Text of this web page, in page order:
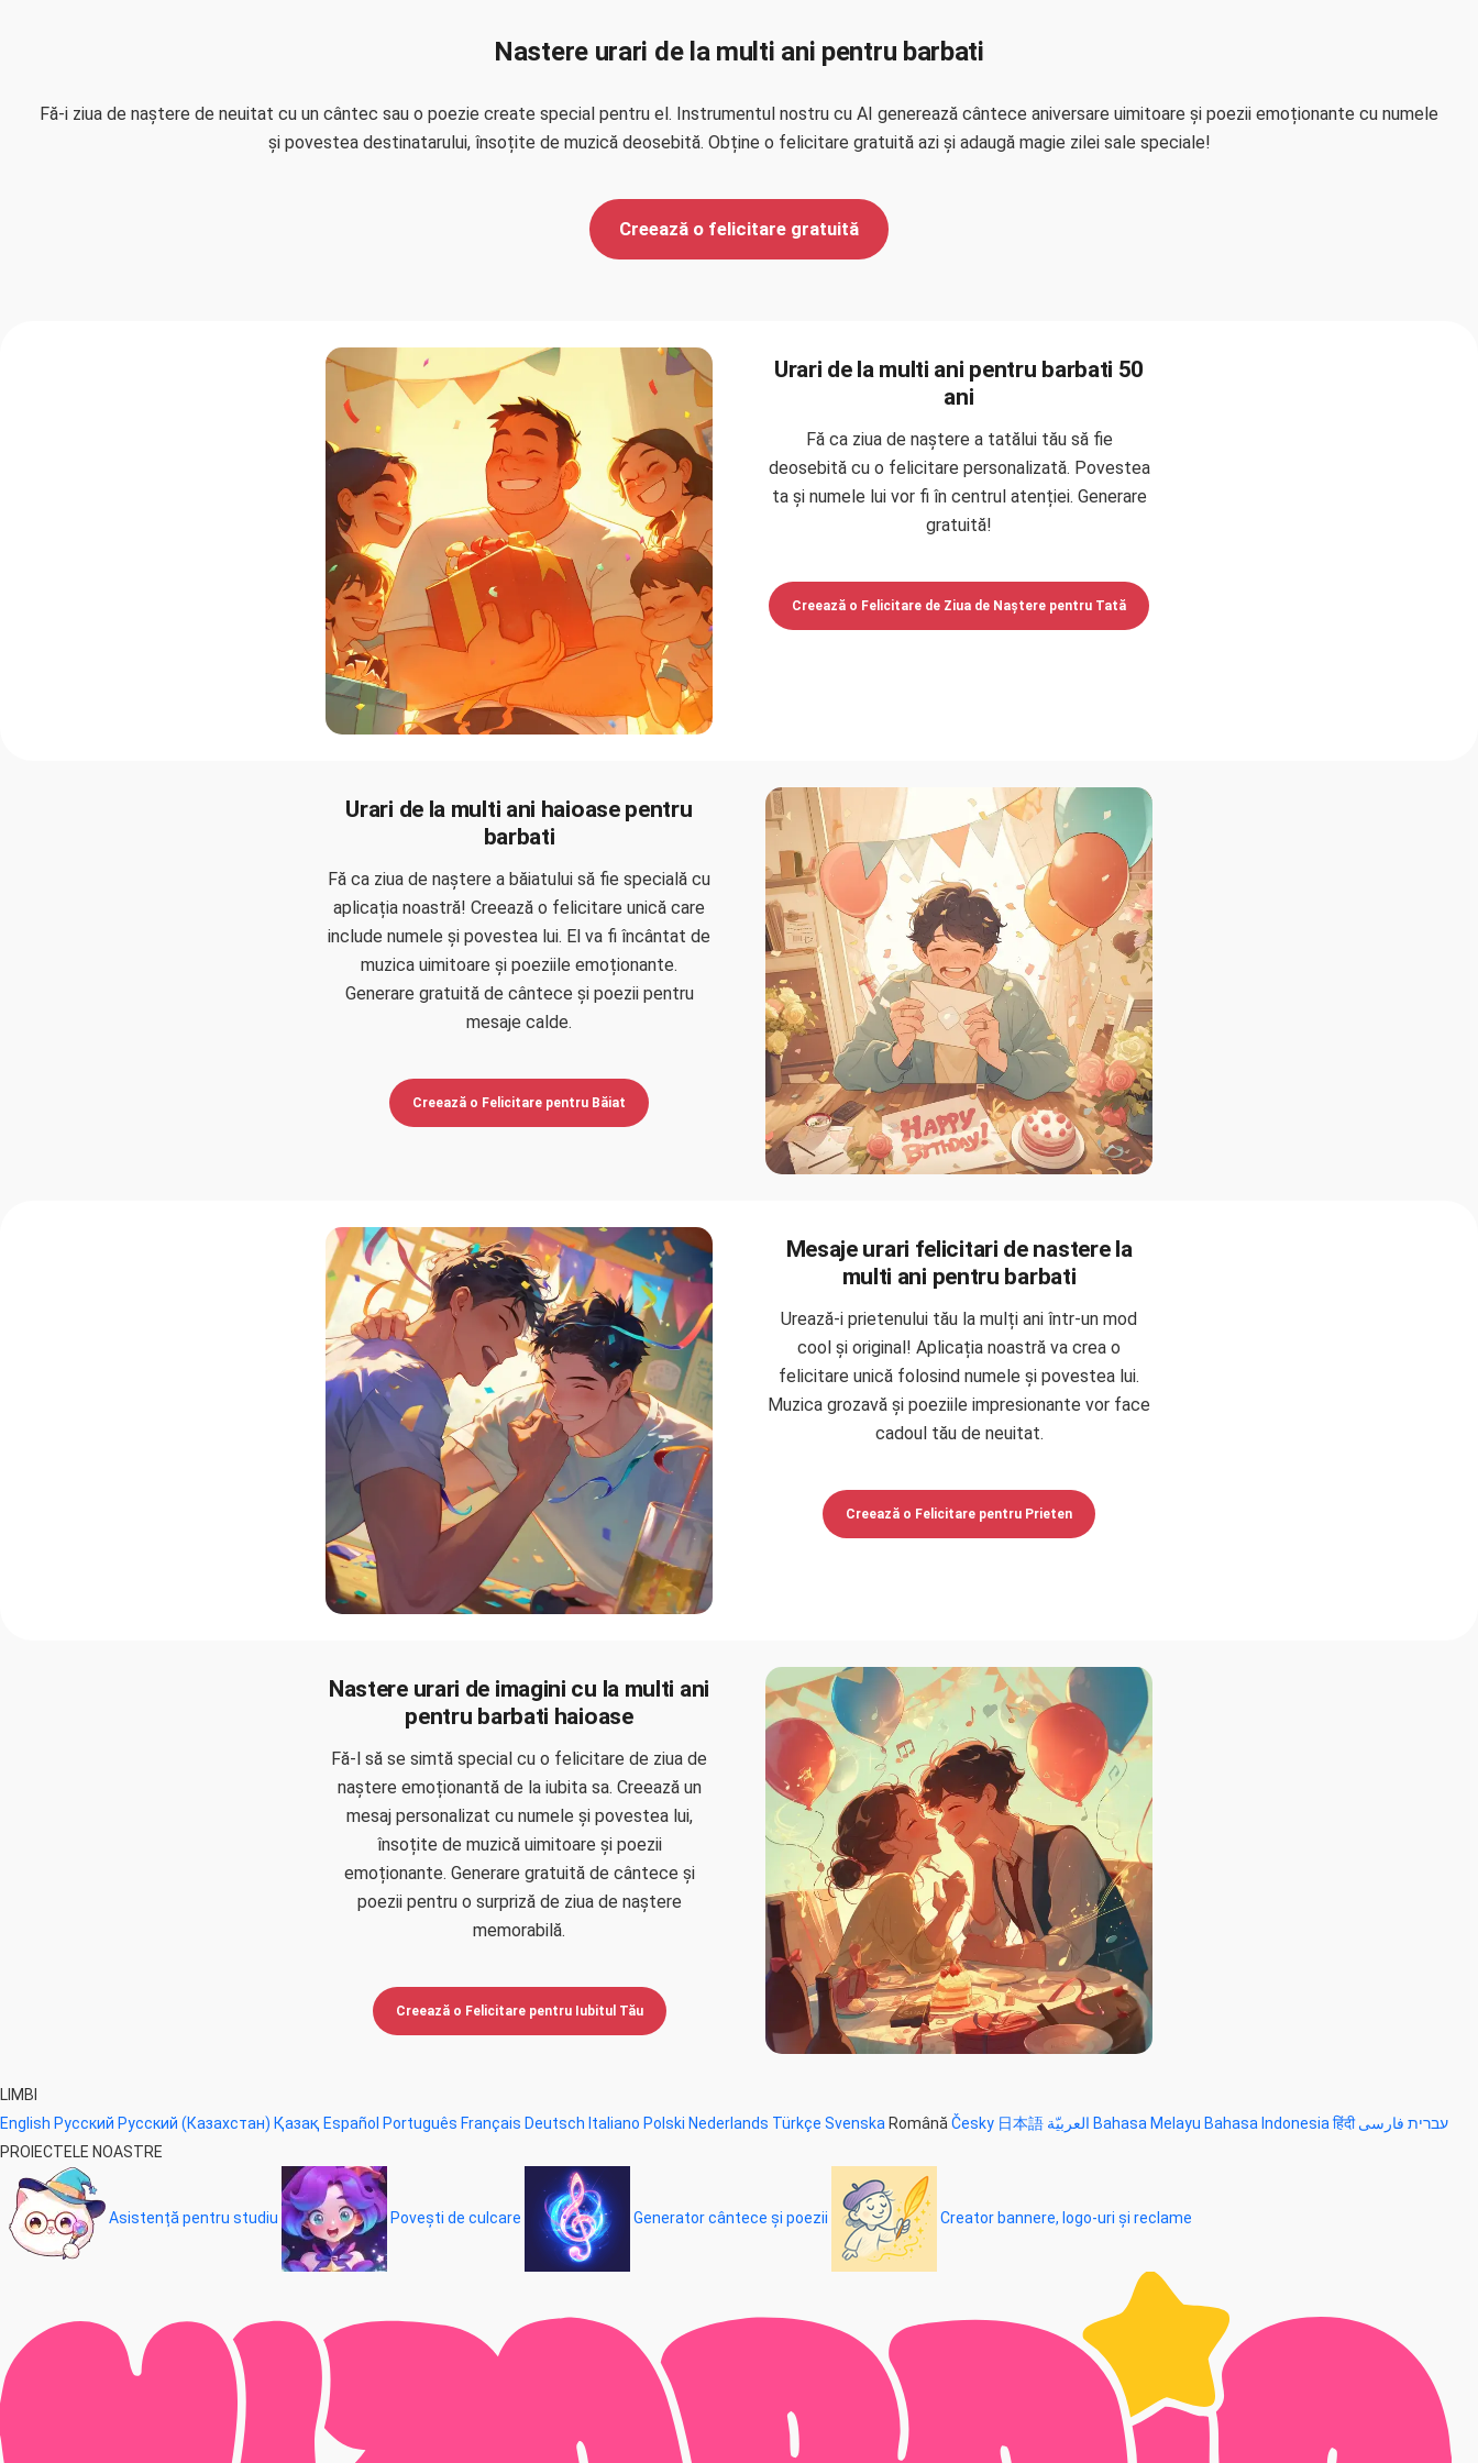
Nastere urari de la multi ani pentru barbati
Fă-i ziua de naștere de neuitat cu un cântec sau o poezie create special pentru el. Instrumentul nostru cu AI generează cântece aniversare uimitoare și poezii emoționante cu numele
și povestea destinatarului, însoțite de muzică deosebită. Obține o felicitare gratuită azi și adaugă magie zilei sale speciale!
Creează o felicitare gratuită
Urari de la multi ani pentru barbati 50
ani
Fă ca ziua de naștere a tatălui tău să fie
deosebită cu o felicitare personalizată. Povestea
ta și numele lui vor fi în centrul atenției. Generare
gratuită!
Creează o Felicitare de Ziua de Naștere pentru Tată
Urari de la multi ani haioase pentru
barbati
Fă ca ziua de naștere a băiatului să fie specială cu
aplicația noastră! Creează o felicitare unică care
include numele și povestea lui. El va fi încântat de
muzica uimitoare și poeziile emoționante.
Generare gratuită de cântece și poezii pentru
mesaje calde.
Creează o Felicitare pentru Băiat
Mesaje urari felicitari de nastere la
multi ani pentru barbati
Urează-i prietenului tău la mulți ani într-un mod
cool și original! Aplicația noastră va crea o
felicitare unică folosind numele și povestea lui.
Muzica grozavă și poeziile impresionante vor face
cadoul tău de neuitat.
Creează o Felicitare pentru Prieten
Nastere urari de imagini cu la multi ani
pentru barbati haioase
Fă-l să se simtă special cu o felicitare de ziua de
naștere emoționantă de la iubita sa. Creează un
mesaj personalizat cu numele și povestea lui,
însoțite de muzică uimitoare și poezii
emoționante. Generare gratuită de cântece și
poezii pentru o surpriză de ziua de naștere
memorabilă.
Creează o Felicitare pentru Iubitul Tău
LIMBI
English Русский Русский (Казахстан) Қазақ Español Português Français Deutsch Italiano Polski Nederlands Türkçe Svenska Română Česky 日本語 Bahasa Melayu Bahasa Indonesia हिंदी עברית فارسی
PROIECTELE NOASTRE
Asistență pentru studiu Povești de culcare Generator cântece și poezii Creator bannere, logo-uri și reclame